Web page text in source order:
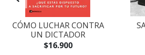
CÓMO LUCHAR CONTRA
UN DICTADOR
$16.900